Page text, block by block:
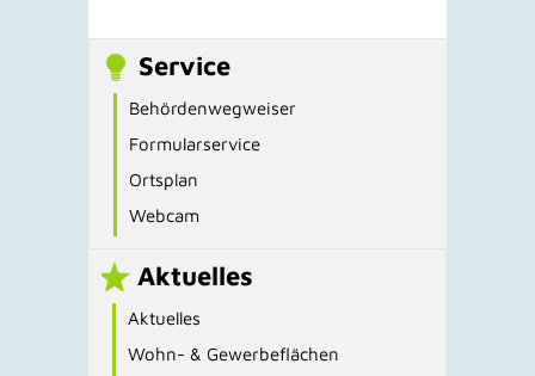
Service
Behördenwegweiser
Formularservice
Ortsplan
Webcam
Aktuelles
Aktuelles
Wohn- & Gewerbeflächen